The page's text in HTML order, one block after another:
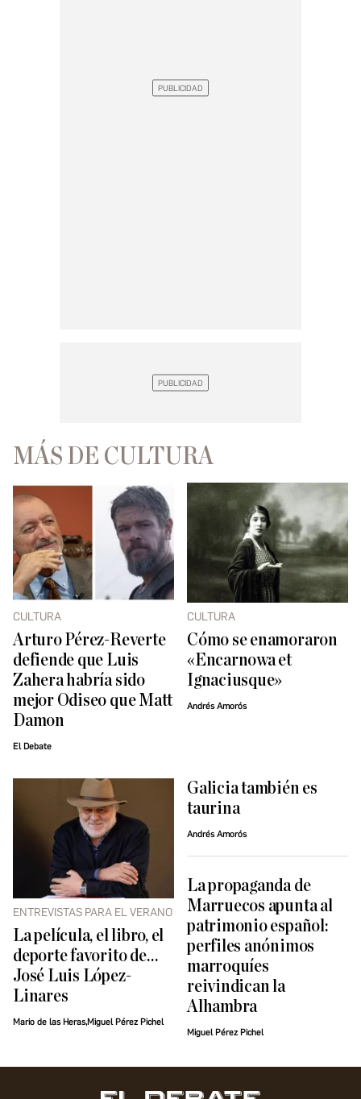
MÁS DE CULTURA
CULTURA
Arturo Pérez-Reverte
defiende que Luis
Zahera habría sido
mejor Odiseo que Matt
Damon
El Debate
CULTURA
Cómo se enamoraron
«Encarnowa et
Ignaciusque»
Andrés Amorós
ENTREVISTAS PARA EL VERANO
La película, el libro, el
deporte favorito de…
José Luis López-
Linares
Mario de las Heras,Miguel Pérez Pichel
Galicia también es
taurina
Andrés Amorós
La propaganda de
Marruecos apunta al
patrimonio español:
perfiles anónimos
marroquíes
reivindican la
Alhambra
Miguel Pérez Pichel